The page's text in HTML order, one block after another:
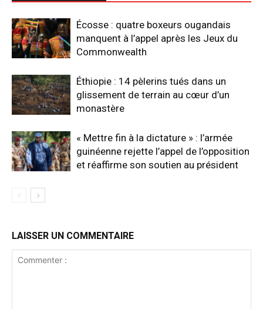
Écosse : quatre boxeurs ougandais
manquent à l’appel après les Jeux du
Commonwealth
Éthiopie : 14 pèlerins tués dans un
glissement de terrain au cœur d’un
monastère
« Mettre fin à la dictature » : l’armée
guinéenne rejette l’appel de l’opposition
et réaffirme son soutien au président
LAISSER UN COMMENTAIRE